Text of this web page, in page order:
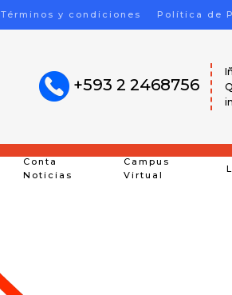
Términos y condiciones Política de
+593 2 2468756
Conta
Noticias
Campus
Virtual